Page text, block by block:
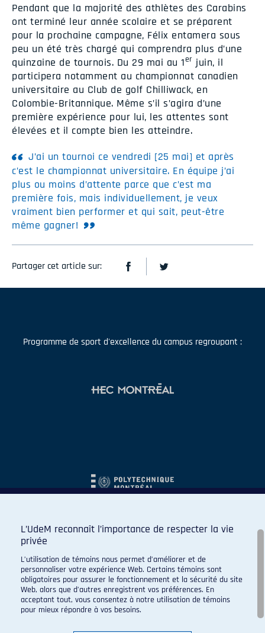
Pendant que la majorité des athlètes des Carabins
ont terminé leur année scolaire et se préparent
pour la prochaine campagne, Félix entamera sous
peu un été très chargé qui comprendra plus d’une
quinzaine de tournois. Du 29 mai au 1er juin, il
participera notamment au championnat canadien
universitaire au Club de golf Chilliwack, en
Colombie-Britannique. Même s’il s’agira d’une
première expérience pour lui, les attentes sont
élevées et il compte bien les atteindre.
J’ai un tournoi ce vendredi [25 mai] et après
c’est le championnat universitaire. En équipe j’ai
plus ou moins d’attente parce que c’est ma
première fois, mais individuellement, je veux
vraiment bien performer et qui sait, peut-être
même gagner!
Partager cet article sur:
Programme de sport d'excellence du campus regroupant :
L’UdeM reconnaît l’importance de respecter la vie
privée
L’utilisation de témoins nous permet d’améliorer et de
personnaliser votre expérience Web. Certains témoins sont
obligatoires pour assurer le fonctionnement et la sécurité du site
Web, alors que d’autres enregistrent vos préférences. En
acceptant tout, vous consentez à notre utilisation de témoins
pour mieux répondre à vos besoins.